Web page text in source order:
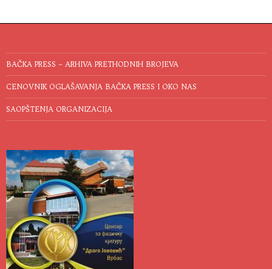
BAČKA PRESS – ARHIVA PRETHODNIH BROJEVA
CENOVNIK OGLAŠAVANJA BAČKA PRESS I OKO NAS
SAOPŠTENJA ORGANIZACIJA